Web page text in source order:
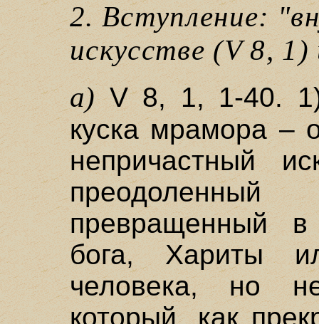
2. Вступление:
искусстве (V 8,
а)V 8, 1, 1-40.
куска мрамора –
непричастный
превращенный в
бога, Хариты
человека, но
который, как